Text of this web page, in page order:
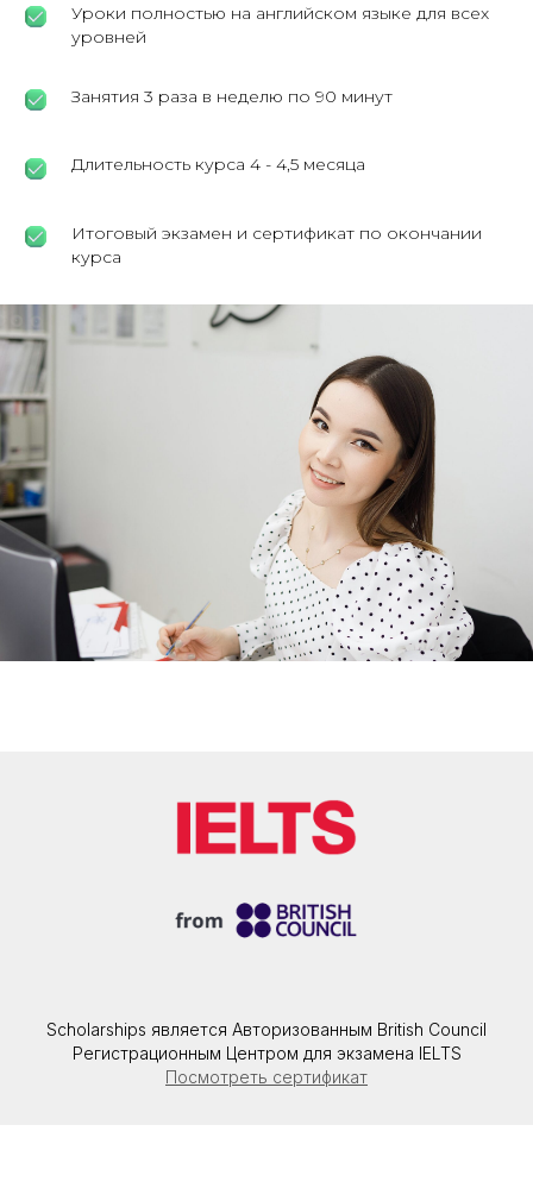
Уроки полностью на английском языке для всех
уровней
Занятия 3 раза в неделю по 90 минут
Длительность курса 4 - 4,5 месяца
Итоговый экзамен и сертификат по окончании
курса
Scholarships является Авторизованным British Council
Регистрационным Центром для экзамена IELTS
Посмотреть сертификат